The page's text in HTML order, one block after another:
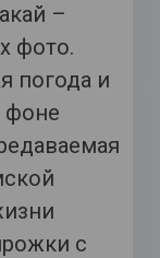
–
фото.
погода и
фоне
с